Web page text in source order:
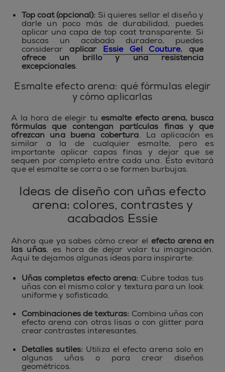
Top coat (opcional): Si quieres sellar el diseño y
darle un poco más de durabilidad, puedes
aplicar una capa de top coat transparente. Si
buscas un acabado duradero, puedes
consideraraplicar Essie Gel Couture, que
ofrece un brillo y una resistencia
excepcionales.
Esmalte efecto arena: qué fórmulas elegir
y cómo aplicarlas
A la hora de elegir tu esmalte efecto arena, busca
fórmulas que contengan partículas finas y que
ofrezcan una buena cobertura. La aplicación es
similar a la de cualquier esmalte, pero es
importante aplicar capas finas y dejar que se
sequen por completo entre cada una. Esto evitará
que el esmalte se corra o se formen burbujas.
Ideas de diseño con uñas efecto
arena: colores, contrastes y
acabados Essie
Ahora que ya sabes cómo crear el efecto arena en
las uñas, es hora de dejar volar tu imaginación.
Aquí te dejamos algunas ideas para inspirarte:
Uñas completas efecto arena: Cubre todas tus
uñas con el mismo color y textura para un look
uniforme y sofisticado.
Combinaciones de texturas: Combina uñas con
efecto arena con otras lisas o con glitter para
crear contrastes interesantes.
Detalles sutiles: Utiliza el efecto arena solo en
algunas uñas o para crear diseños
geométricos.